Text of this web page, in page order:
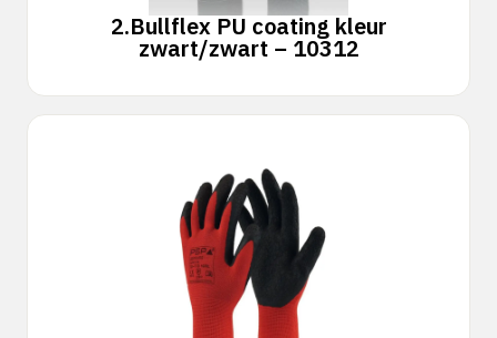
2.Bullflex PU coating kleur
zwart/zwart – 10312